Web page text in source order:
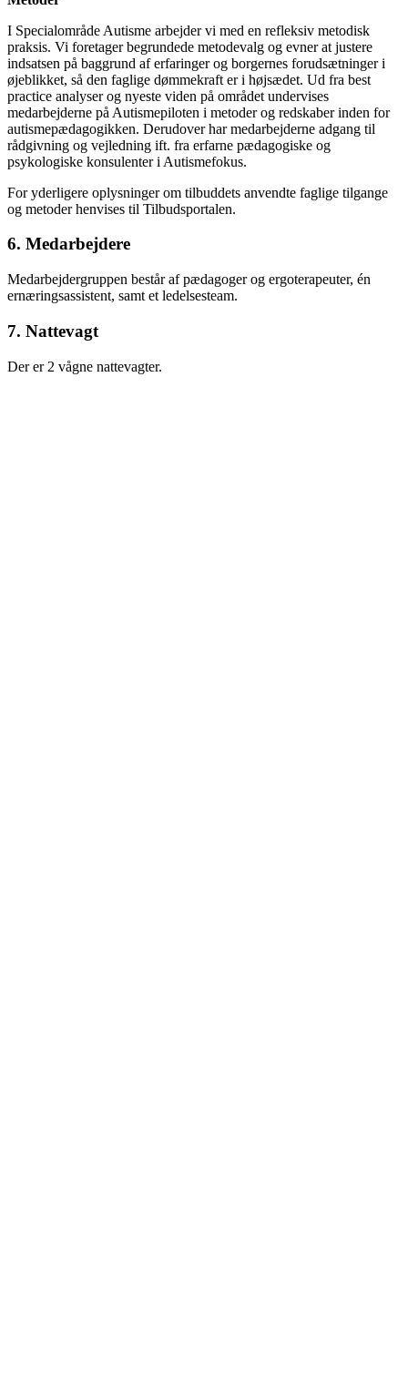
I Specialområde Autisme arbejder vi med en refleksiv metodisk
praksis. Vi foretager begrundede metodevalg og evner at justere
indsatsen på baggrund af erfaringer og borgernes forudsætninger i
øjeblikket, så den faglige dømmekraft er i højsædet. Ud fra best
practice analyser og nyeste viden på området undervises
medarbejderne på Autismepiloten i metoder og redskaber inden for
autismepædagogikken. Derudover har medarbejderne adgang til
rådgivning og vejledning ift. fra erfarne pædagogiske og
psykologiske konsulenter i Autismefokus.
For yderligere oplysninger om tilbuddets anvendte faglige tilgange
og metoder henvises til Tilbudsportalen.
6. Medarbejdere
Medarbejdergruppen består af pædagoger og ergoterapeuter, én
ernæringsassistent, samt et ledelsesteam.
7. Nattevagt
Der er 2 vågne nattevagter.